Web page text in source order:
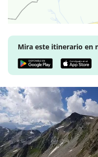
Mira este itinerario en